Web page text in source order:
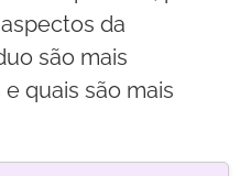
da
são mais
quais são mais